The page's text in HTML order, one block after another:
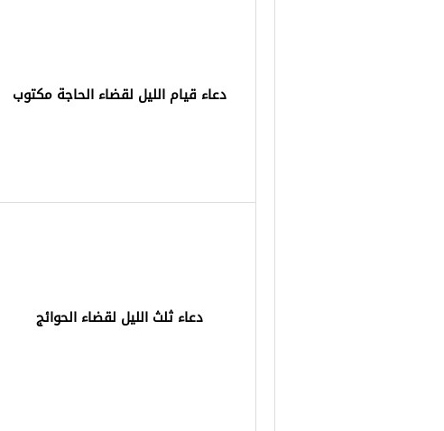
دعاء قيام الليل لقضاء الحاجة مكتوب
دعاء ثلث الليل لقضاء الحوائج